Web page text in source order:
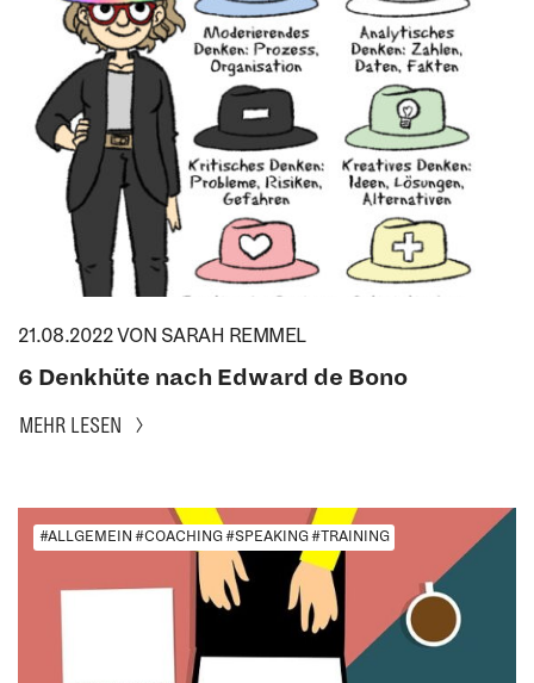
21.08.2022 VON SARAH REMMEL
6 Denkhüte nach Edward de Bono
MEHR LESEN
#ALLGEMEIN #COACHING #SPEAKING #TRAINING